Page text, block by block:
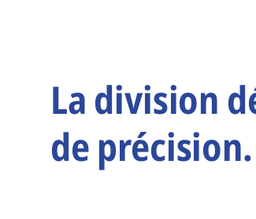
La division
de précision.